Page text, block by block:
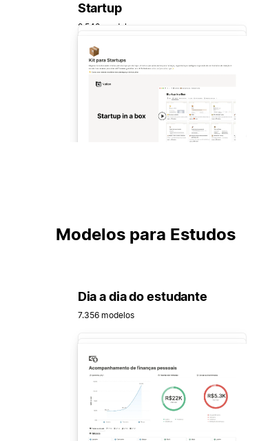
Startup
2.540 modelos
Modelos para Estudos
Dia a dia do estudante
7.356 modelos